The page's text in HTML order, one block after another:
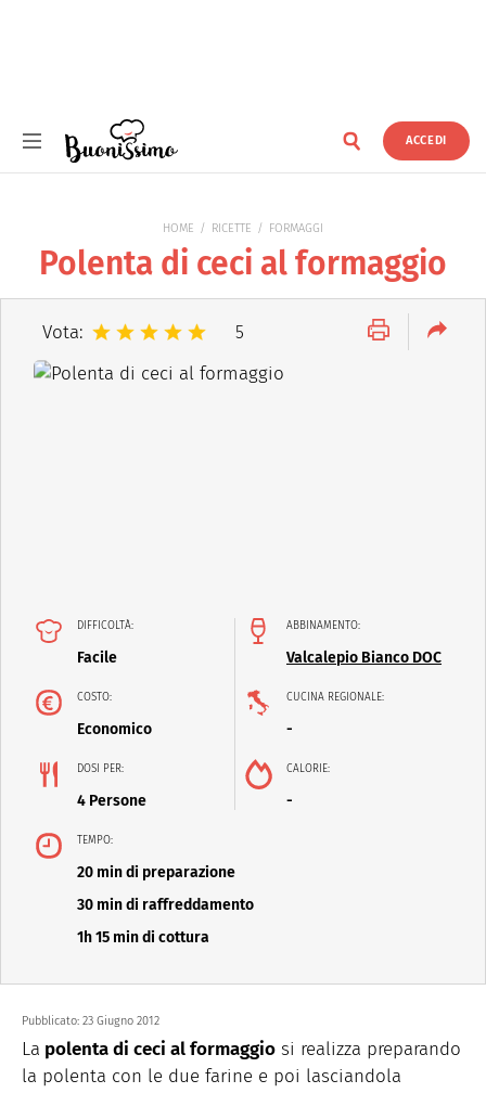
ACCEDI
HOME RICETTE FORMAGGI
Polenta di ceci al formaggio
Vota: 5
DIFFICOLTÀ:
Facile
ABBINAMENTO:
Valcalepio Bianco DOC
COSTO:
Economico
CUCINA REGIONALE:
-
DOSI PER:
4 Persone
CALORIE:
-
TEMPO:
20 min di preparazione
30 min di raffreddamento
1h 15 min di cottura
Pubblicato: 23 Giugno 2012
La polenta di ceci al formaggio si realizza preparando
la polenta con le due farine e poi lasciandola